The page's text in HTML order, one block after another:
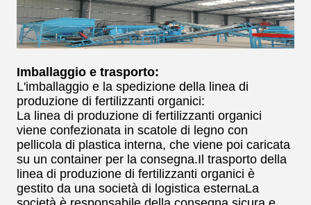
Imballaggio e trasporto:
L'imballaggio e la spedizione della linea di
produzione di fertilizzanti organici:
La linea di produzione di fertilizzanti organici
viene confezionata in scatole di legno con
pellicola di plastica interna, che viene poi caricata
su un container per la consegna.Il trasporto della
linea di produzione di fertilizzanti organici è
gestito da una società di logistica esternaLa